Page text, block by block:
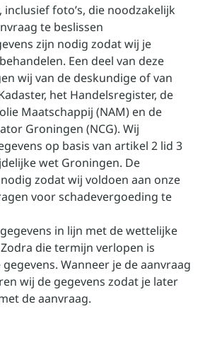
inclusief foto’s, die noodzakelijk
te beslissen
zijn nodig zodat wij je
Een deel van deze
wij van de deskundige of van
het Handelsregister, de
Maatschappij (NAM) en de
Groningen (NCG). Wij
op basis van artikel 2 lid 3
wet Groningen. De
zodat wij voldoen aan onze
voor schadevergoeding te
in lijn met de wettelijke
die termijn verlopen is
Wanneer je de aanvraag
wij de gegevens zodat je later
de aanvraag.